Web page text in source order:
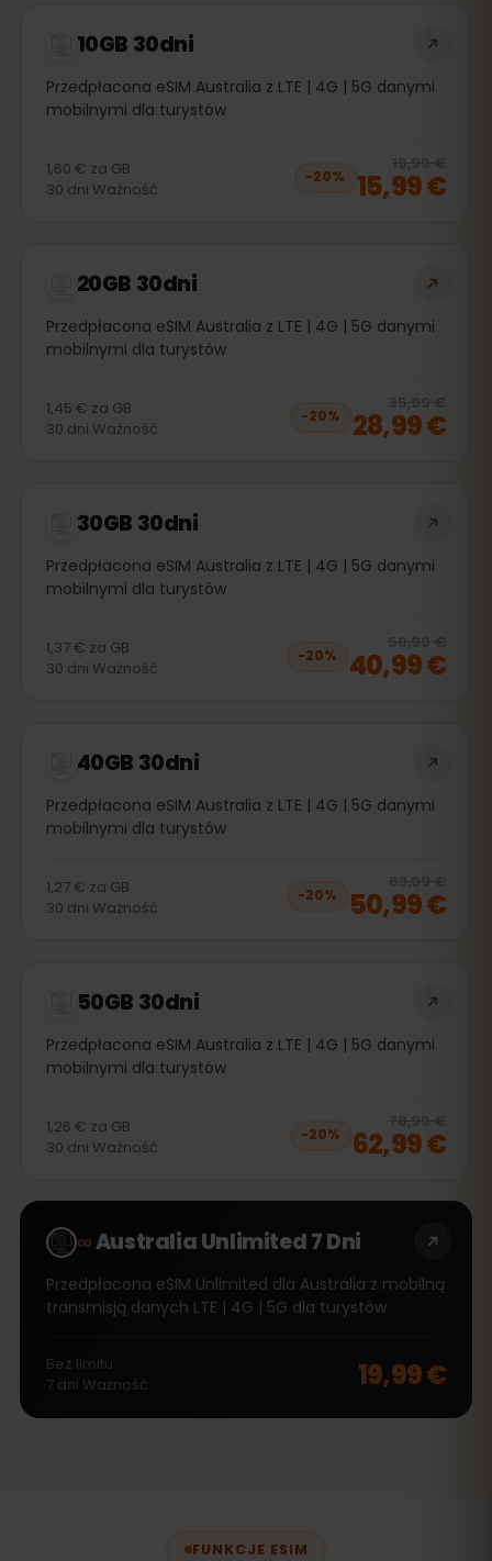
10GB 30dni
Przedpłacona eSIM Australia z LTE | 4G | 5G danymi
mobilnymi dla turystów
1,60 € za GB
30 dni Ważność
−20%
19,99 €
15,99 €
20GB 30dni
Przedpłacona eSIM Australia z LTE | 4G | 5G danymi
mobilnymi dla turystów
1,45 € za GB
30 dni Ważność
−20%
35,99 €
28,99 €
30GB 30dni
Przedpłacona eSIM Australia z LTE | 4G | 5G danymi
mobilnymi dla turystów
1,37 € za GB
30 dni Ważność
−20%
50,99 €
40,99 €
40GB 30dni
Przedpłacona eSIM Australia z LTE | 4G | 5G danymi
mobilnymi dla turystów
1,27 € za GB
30 dni Ważność
−20%
63,99 €
50,99 €
50GB 30dni
Przedpłacona eSIM Australia z LTE | 4G | 5G danymi
mobilnymi dla turystów
1,26 € za GB
30 dni Ważność
−20%
78,99 €
62,99 €
∞Australia Unlimited 7 Dni
Przedpłacona eSIM Unlimited dla Australia z mobilną
transmisją danych LTE | 4G | 5G dla turystów
Bez limitu
7 dni Ważność 19,99 €
FUNKCJE ESIM